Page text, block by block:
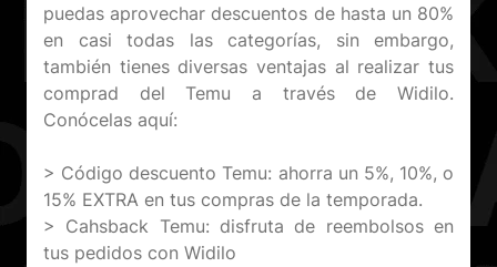
puedas aprovechar descuentos de hasta un 80%
en casi todas las categorías, sin embargo,
también tienes diversas ventajas al realizar tus
comprad del Temu a través de Widilo.
Conócelas aquí:
> Código descuento Temu: ahorra un 5%, 10%, o
15% EXTRA en tus compras de la temporada.
> Cahsback Temu: disfruta de reembolsos en
tus pedidos con Widilo